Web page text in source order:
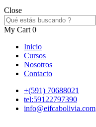
Close
My Cart 0
Inicio
Cursos
Nosotros
Contacto
+(591) 70688021
tel:59122797390
info@eifcabolivia.com